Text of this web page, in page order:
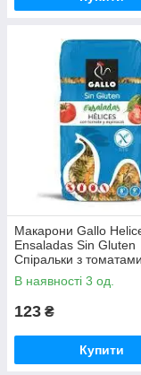
Макарони Gallo
Ensaladas Sin Gluten
Спіральки з
шпинатом без
В наявності 3 од.
123 ₴
Купити